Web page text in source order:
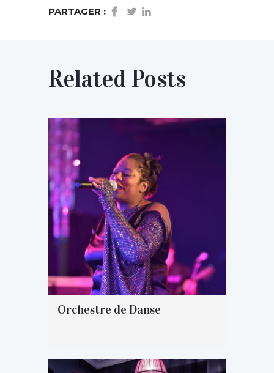
PARTAGER :
Related Posts
Orchestre de Danse